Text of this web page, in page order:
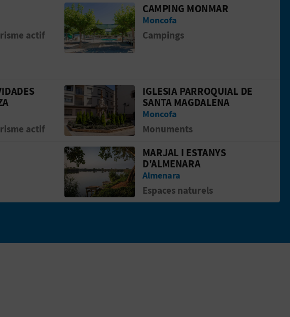
EN MONCOFA
actif
Aller &agrave; la pageCAMPING
CAMPING MONMAR
Moncofa
Campings
ACTIVIDADES EN LA NATURALEZA
actif
Aller &agrave; la pageIglesia Parroquial
IGLESIA PARROQUIAL DE
SANTA MAGDALENA
Moncofa
Monuments
Aller &agrave; la pageMarjal i Estanys
MARJAL I ESTANYS
D'ALMENARA
Almenara
Espaces naturels